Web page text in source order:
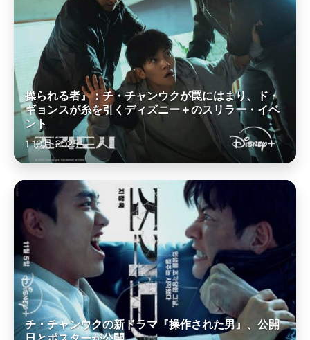
操られる者』：チ・チャンウクが罠にはまり、ド・
ギョンスが糸を引くディズニー＋のスリラー・イベ
ント
1 10月 2025
チ・チャンウクの新ドラマ『操作された男』、公開